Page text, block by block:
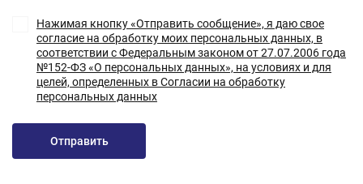
Нажимая кнопку «Отправить сообщение», я даю свое
согласие на обработку моих персональных данных, в
соответствии с Федеральным законом от 27.07.2006 года
№152-ФЗ «О персональных данных», на условиях и для
целей, определенных в Согласии на обработку
персональных данных
Отправить